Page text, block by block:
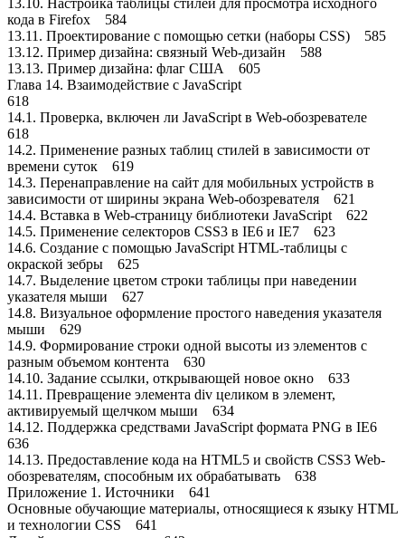
кода в Firefox 584
13.11. Проектирование с помощью сетки (наборы CSS) 585
13.12. Пример дизайна: связный Web-дизайн 588
13.13. Пример дизайна: флаг США 605
Глава 14. Взаимодействие с JavaScript
618
14.1. Проверка, включен ли JavaScript в Web-обозревателе
618
14.2. Применение разных таблиц стилей в зависимости от
времени суток 619
14.3. Перенаправление на сайт для мобильных устройств в
зависимости от ширины экрана Web-обозревателя 621
14.4. Вставка в Web-страницу библиотеки JavaScript 622
14.5. Применение селекторов CSS3 в IE6 и IE7 623
14.6. Создание с помощью JavaScript HTML-таблицы с
окраской зебры 625
14.7. Выделение цветом строки таблицы при наведении
указателя мыши 627
14.8. Визуальное оформление простого наведения указателя
мыши 629
14.9. Формирование строки одной высоты из элементов с
разным объемом контента 630
14.10. Задание ссылки, открывающей новое окно 633
14.11. Превращение элемента div целиком в элемент,
активируемый щелчком мыши 634
14.12. Поддержка средствами JavaScript формата PNG в IE6
636
14.13. Предоставление кода на HTML5 и свойств CSS3 Web-
обозревателям, способным их обрабатывать 638
Приложение 1. Источники 641
Основные обучающие материалы, относящиеся к языку HTML
и технологии CSS 641